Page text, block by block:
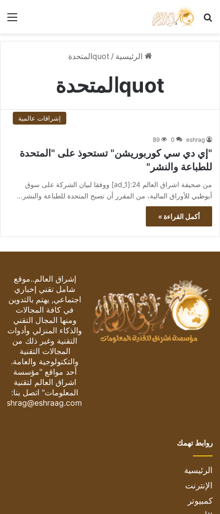
بحث عن
الرئيسية / quotالمتحدة
quotالمتحدة
إشراقات عالمية
eshrag
0
89
"إي دي سي كوربوريشن" تستحوذ على "المتحدة
للطباعة والنشر"
من صحيفة اشراق العالم 24:[ad_1] ووفقا لبيان الشركة على سوق
أبوظبي للأوراق المالية، من المقرر أن تصبح المتحدة للطباعة والنشر…
أكمل القراءة »
إشراق العالم..موقع
شامل تقني إخباري
اجتماعي, يهتم بالتدوين
في كافة المجالات
ومنها المجال التقني
والذكاء المنزلي وأدوات
التقنية وغير ذلك من
المجالات التقنية
والتكنولوجية والعامة.
أحد مواقع "مؤسسة
اشراق العالم لتقنية
المعلومات" اتصل بنا:
eshrag@eshraag.com
روابط تهمك
الرئيسية
الإنترنت
كمبيوتر